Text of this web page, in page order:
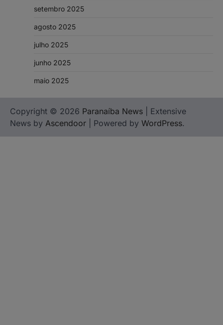
setembro 2025
agosto 2025
julho 2025
junho 2025
maio 2025
Copyright © 2026 Paranaíba News | Extensive
News by Ascendoor | Powered by WordPress.